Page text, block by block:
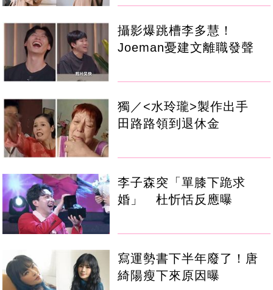
攝影爆跳槽李多慧！
Joeman憂建文離職發聲
獨／<水玲瓏>製作出手
田路路領到退休金
李子森突「單膝下跪求
婚」 杜忻恬反應曝
寫運勢書下半年廢了！唐
綺陽瘦下來原因曝